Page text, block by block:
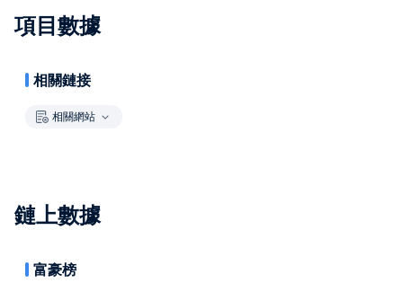
項目數據
相關鏈接
相關網站
鏈上數據
富豪榜